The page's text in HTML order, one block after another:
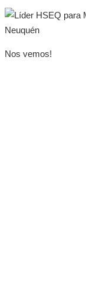
Nos vemos!